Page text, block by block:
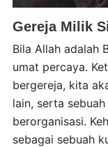
Gereja Milik
Bila Allah adalah
umat percaya.
bergereja, kita
lain, serta
berorganisasi.
sebagai sebuah